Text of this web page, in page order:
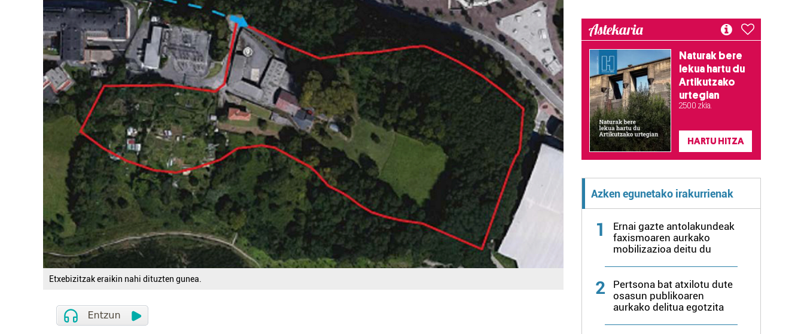
Etxebizitzak eraikin nahi dituzten gunea.
Astekaria
Naturak bere
lekua hartu du
Artikutzako
urtegian
2.500 zkia.
HARTU HITZA
Azken egunetako irakurrienak
1
Ernai gazte antolakundeak
faxismoaren aurkako
mobilizazioa deitu du
2
Pertsona bat atxilotu dute
osasun publikoaren
aurkako delitua egotzita